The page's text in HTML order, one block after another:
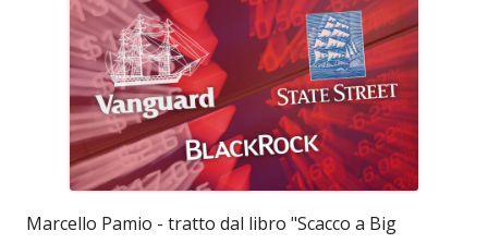
Marcello Pamio - tratto dal libro "Scacco a Big